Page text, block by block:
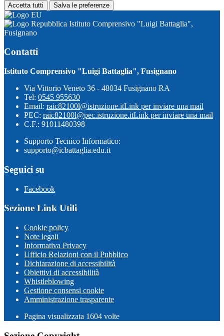
Accetta tutti Salva le preferenze
Istituto Comprensivo "Luigi Battaglia",
Fusignano
Contatti
Istituto Comprensivo "Luigi Battaglia", Fusignano
Via Vittorio Veneto 36 - 48034 Fusignano RA
Tel: 0545 955630
Email: raic82100l@istruzione.itLink per inviare una mail
PEC: raic82100l@pec.istruzione.itLink per inviare una mail
C.F.: 91011480398
Supporto Tecnico Informatico:
supporto@icbattaglia.edu.it
Seguici su
Facebook
Sezione Link Utili
Cookie policy
Note legali
Informativa Privacy
Ufficio Relazioni con il Pubblico
Dichiarazione di accessibilità
Obiettivi di accessibilità
Whistleblowing
Gestione consensi cookie
Amministrazione trasparente
Pagina visualizzata 1604 volte